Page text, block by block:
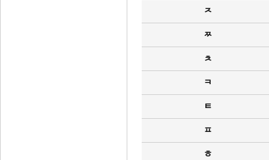
ㅈ
ㅉ
ㅊ
ㅋ
ㅌ
ㅍ
ㅎ